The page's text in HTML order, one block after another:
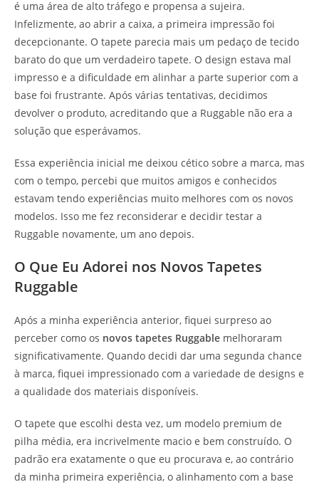
é uma área de alto tráfego e propensa a sujeira.
Infelizmente, ao abrir a caixa, a primeira impressão foi
decepcionante. O tapete parecia mais um pedaço de tecido
barato do que um verdadeiro tapete. O design estava mal
impresso e a dificuldade em alinhar a parte superior com a
base foi frustrante. Após várias tentativas, decidimos
devolver o produto, acreditando que a Ruggable não era a
solução que esperávamos.
Essa experiência inicial me deixou cético sobre a marca, mas
com o tempo, percebi que muitos amigos e conhecidos
estavam tendo experiências muito melhores com os novos
modelos. Isso me fez reconsiderar e decidir testar a
Ruggable novamente, um ano depois.
O Que Eu Adorei nos Novos Tapetes
Ruggable
Após a minha experiência anterior, fiquei surpreso ao
perceber como os novos tapetes Ruggable melhoraram
significativamente. Quando decidi dar uma segunda chance
à marca, fiquei impressionado com a variedade de designs e
a qualidade dos materiais disponíveis.
O tapete que escolhi desta vez, um modelo premium de
pilha média, era incrivelmente macio e bem construído. O
padrão era exatamente o que eu procurava e, ao contrário
da minha primeira experiência, o alinhamento com a base